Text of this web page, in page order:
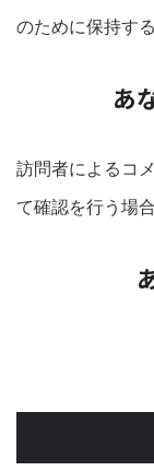
のために保持す
あ
訪問者によるコ
て確認を行う場